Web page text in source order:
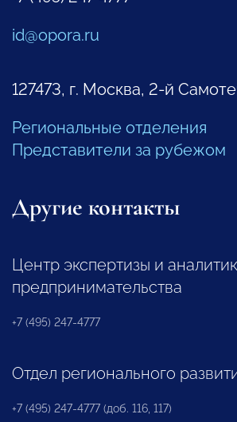
id@opora.ru
127473, г. Москва, 2-й
Региональные отделения
Представители за рубежом
Другие контакты
Центр экспертизы и
предпринимательства
+7 (495) 247-4777
Отдел регионального
+7 (495) 247-4777 (доб. 116, 117)